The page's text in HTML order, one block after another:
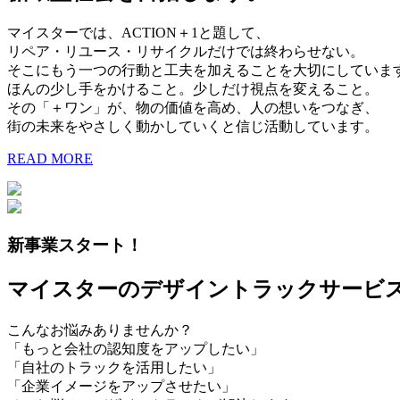
マイスターでは、ACTION＋1と題して、
リペア・リユース・リサイクルだけでは終わらせない。
そこにもう一つの行動と工夫を加えることを大切にしていま
ほんの少し手をかけること。少しだけ視点を変えること。
その「＋ワン」が、物の価値を高め、人の想いをつなぎ、
街の未来をやさしく動かしていくと信じ活動しています。
READ MORE
新事業スタート！
マイスターのデザイントラックサービ
こんなお悩みありませんか？
「もっと会社の認知度をアップしたい」
「自社のトラックを活用したい」
「企業イメージをアップさせたい」